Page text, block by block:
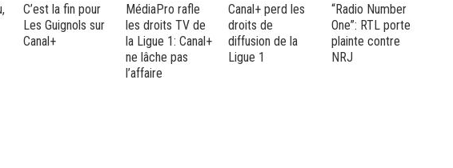
MédiaPro rafle
les droits TV de
la Ligue 1: Canal+
Canal+ perd les
droits de
diffusion de la
Ligue 1
“Radio Number
One”: RTL porte
plainte contre
NRJ
Carnet noir:
Pierre Bellemare
s’est éteint